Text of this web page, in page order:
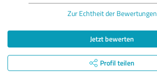
Zur Echtheit der Bewertungen
Jetzt bewerten
Profil teilen